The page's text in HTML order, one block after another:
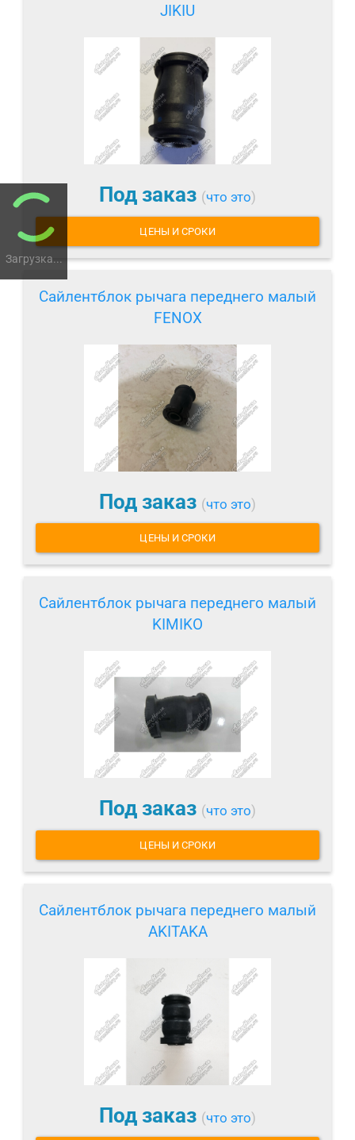
Загрузка...
JIKIU
Под заказ (что это)
ЦЕНЫ И СРОКИ
Сайлентблок рычага переднего малый
FENOX
Под заказ (что это)
ЦЕНЫ И СРОКИ
Сайлентблок рычага переднего малый
KIMIKO
Под заказ (что это)
ЦЕНЫ И СРОКИ
Сайлентблок рычага переднего малый
AKITAKA
Под заказ (что это)